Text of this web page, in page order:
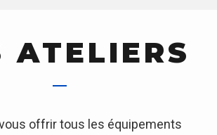
ATELIERS
offrir tous les équipements